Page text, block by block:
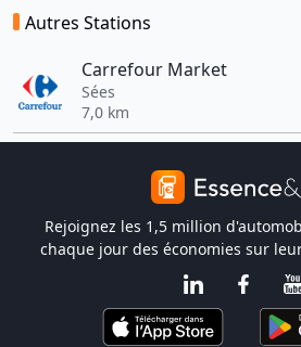
Autres Stations
Carrefour Market
Sées
7,0 km
Rejoignez les 1,5 million
chaque jour des économies sur